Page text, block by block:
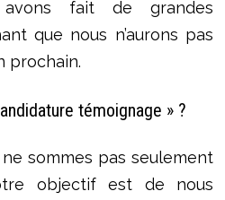
avons fait de grandes
que nous n’aurons pas
prochain.
témoignage » ?
sommes pas seulement
objectif est de nous